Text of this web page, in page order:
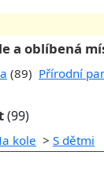
a oblíbená
(89) Přírodní
(99)
kole > S dětmi